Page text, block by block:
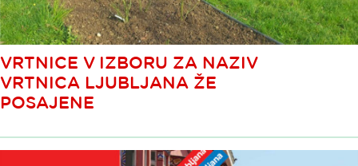
VRTNICE V IZBORU ZA NAZIV
VRTNICA LJUBLJANA ŽE
POSAJENE